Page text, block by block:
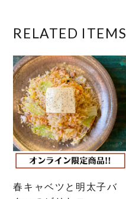
RELATED ITEMS
春キャベツと明太子バ